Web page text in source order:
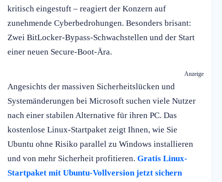
kritisch eingestuft – reagiert der Konzern auf
zunehmende Cyberbedrohungen. Besonders brisant:
Zwei BitLocker-Bypass-Schwachstellen und der Start
einer neuen Secure-Boot-Ära.
Anzeige
Angesichts der massiven Sicherheitslücken und
Systemänderungen bei Microsoft suchen viele Nutzer
nach einer stabilen Alternative für ihren PC. Das
kostenlose Linux-Startpaket zeigt Ihnen, wie Sie
Ubuntu ohne Risiko parallel zu Windows installieren
und von mehr Sicherheit profitieren. Gratis Linux-
Startpaket mit Ubuntu-Vollversion jetzt sichern